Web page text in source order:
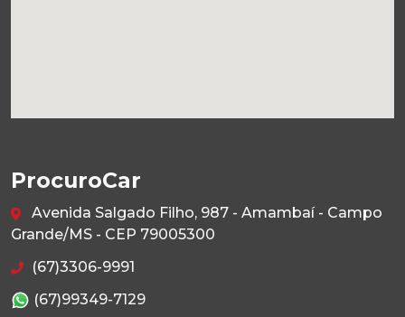
ProcuroCar
Avenida Salgado Filho, 987 - Amambaí - Campo
Grande/MS - CEP 79005300
(67)3306-9991
(67)99349-7129